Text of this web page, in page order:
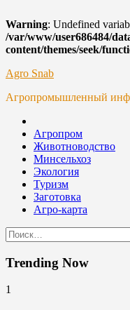
Warning: Undefined
/var/www/user686484/
content/themes/seek/
Skip
content
Agro Snab
Агропромышленный
Агропром
Животноводство
Минсельхоз
Экология
Туризм
Заготовка
Агро-карта
Найти:
Trending Now
1